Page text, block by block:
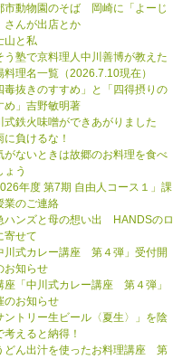
市動物園のそば 岡崎に「よーじ
さんが出店とか
山と私
う塾で京料理人中川善博が教えた
料理名一覧（2026.7.10現在）
毒抜きのすすめ」と「四得摂りの
め」吉野敏明著
式鉄火味噌ができあがりました
に負けるな！
がないときは故郷のお料理を食べ
ょう
年度 第7期 自由人コース１」課
業のご連絡
ハンズと母の想い出 HANDSのロ
寄せて
川式カレー講座 第４弾」受付開
お知らせ
座「中川式カレー講座 第４弾」
のお知らせ
ントリー生ビール〈夏生〉」を陰
考えると納得！
どん出汁を使ったお料理講座 第